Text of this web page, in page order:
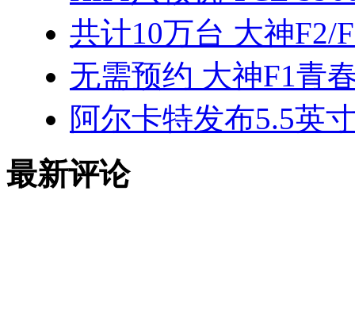
共计10万台 大神F2/
无需预约 大神F1青
阿尔卡特发布5.5英
最新评论